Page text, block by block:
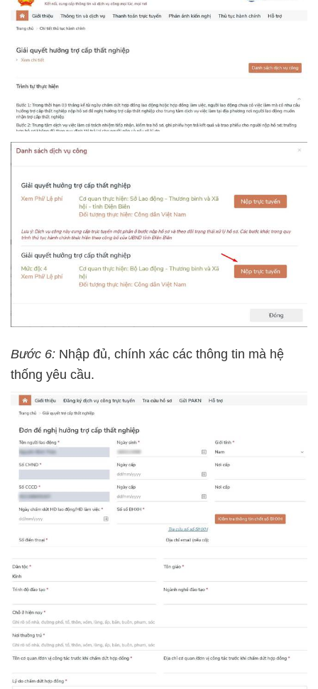
Bước 6: Nhập đủ, chính xác các thông tin mà hệ
thống yêu cầu.